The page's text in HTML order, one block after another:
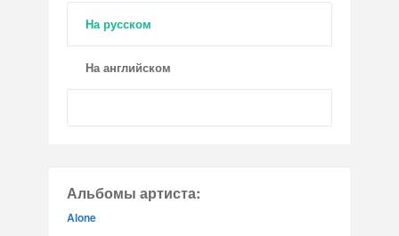
На русском
На английском
Альбомы артиста:
Alone